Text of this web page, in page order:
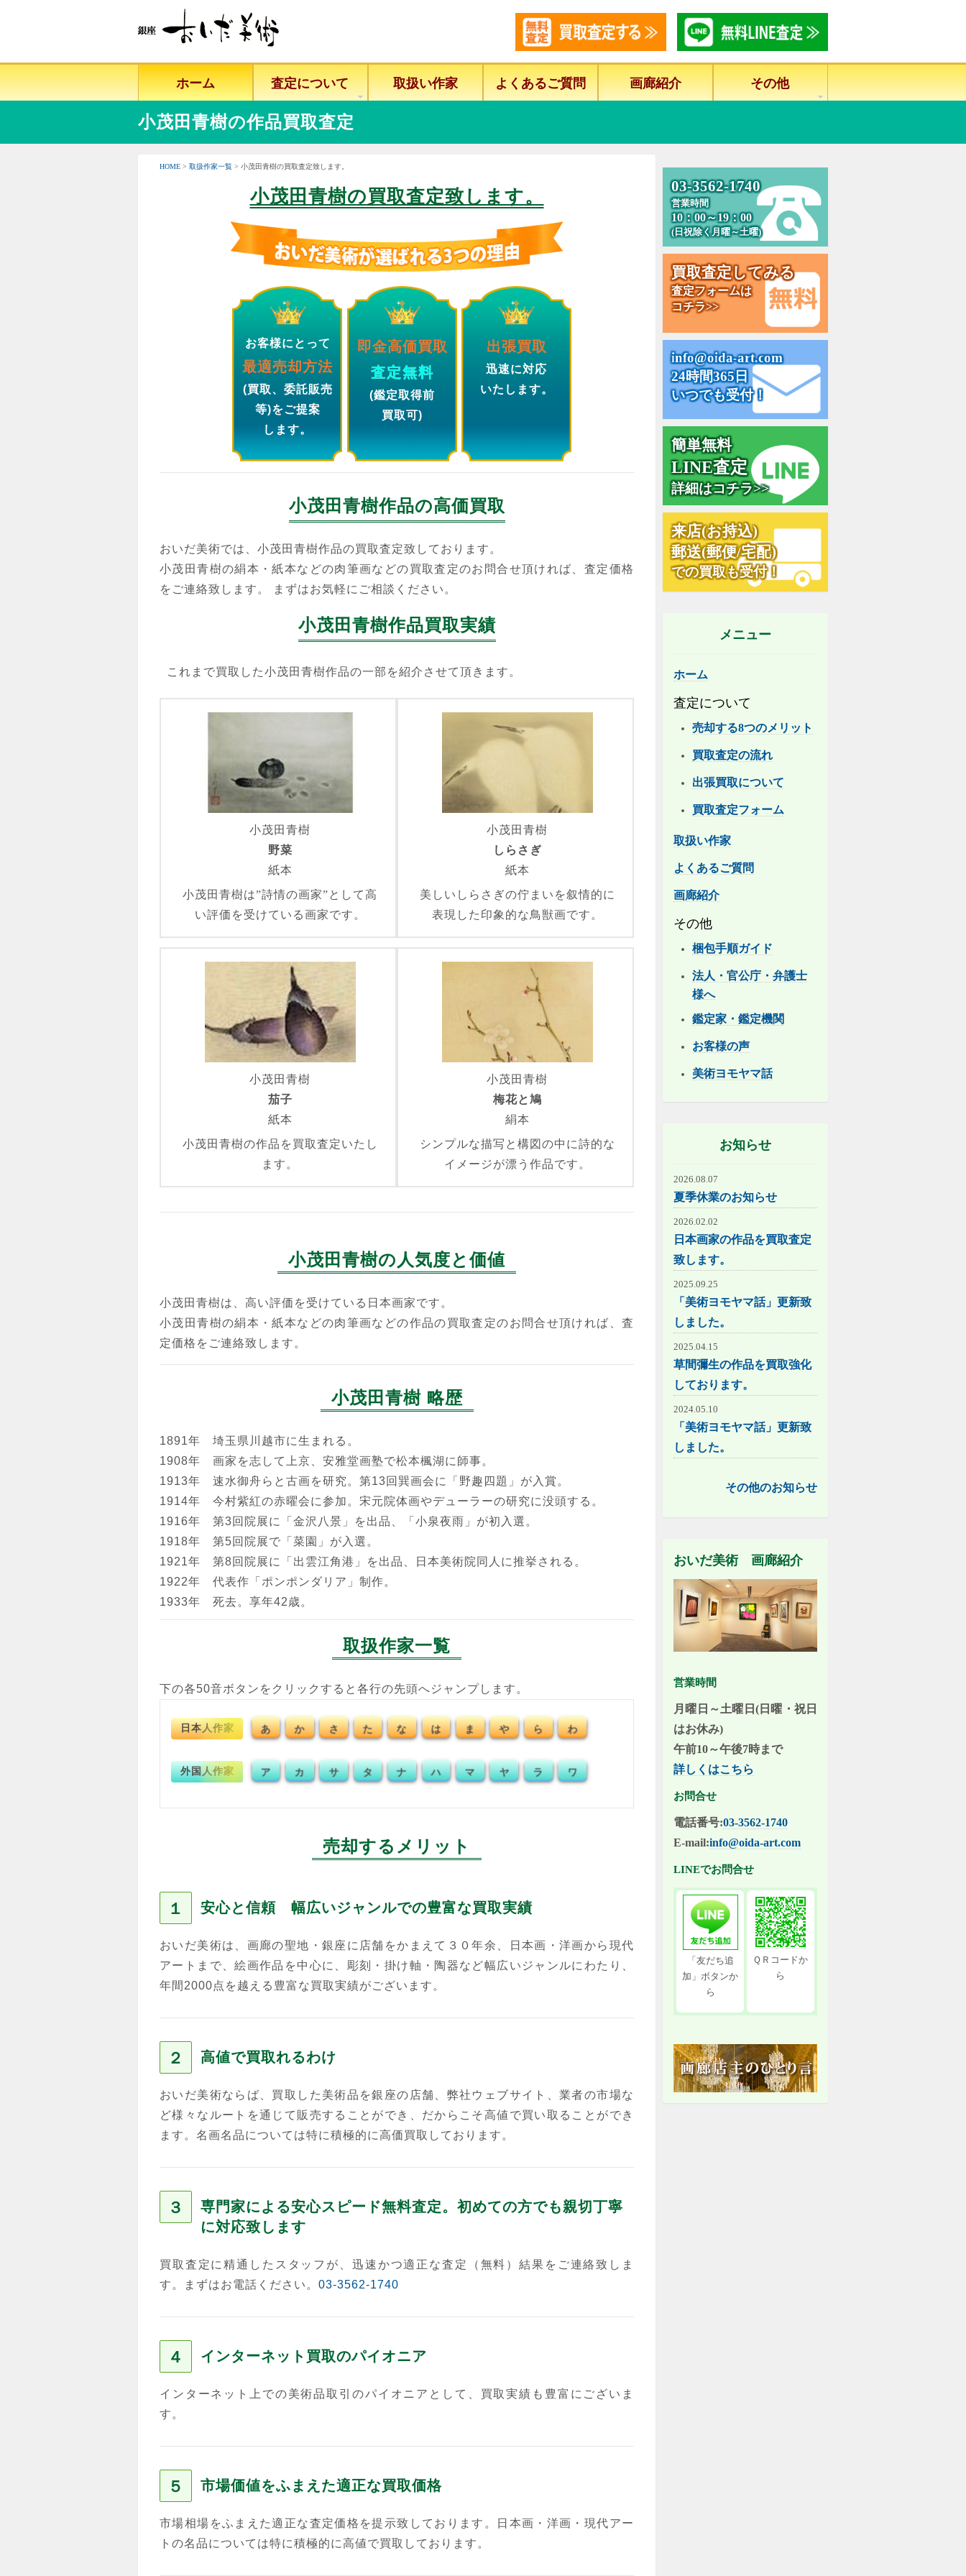
ホーム 査定について 取扱い作家 よくあるご質問 画廊紹介 その他
小茂田青樹の作品買取査定
HOME > 取扱作家一覧 > 小茂田青樹の買取査定致します。
小茂田青樹の買取査定致します。
お客様にとって
最適売却方法
(買取、委託販売
等)をご提案
します。
即金高価買取
査定無料
(鑑定取得前
買取可)
出張買取
迅速に対応
いたします。
小茂田青樹作品の高価買取
おいだ美術では、小茂田青樹作品の買取査定致しております。
小茂田青樹の絹本・紙本などの肉筆画などの買取査定のお問合せ頂ければ、査定価格
をご連絡致します。 まずはお気軽にご相談ください。
小茂田青樹作品買取実績
これまで買取した小茂田青樹作品の一部を紹介させて頂きます。
小茂田青樹
野菜
紙本
小茂田青樹は”詩情の画家”として高
い評価を受けている画家です。
小茂田青樹
しらさぎ
紙本
美しいしらさぎの佇まいを叙情的に
表現した印象的な鳥獣画です。
小茂田青樹
茄子
紙本
小茂田青樹の作品を買取査定いたし
ます。
小茂田青樹
梅花と鳩
絹本
シンプルな描写と構図の中に詩的な
イメージが漂う作品です。
小茂田青樹の人気度と価値
小茂田青樹は、高い評価を受けている日本画家です。
小茂田青樹の絹本・紙本などの肉筆画などの作品の買取査定のお問合せ頂ければ、査
定価格をご連絡致します。
小茂田青樹 略歴
1891年 埼玉県川越市に生まれる。
1908年 画家を志して上京、安雅堂画塾で松本楓湖に師事。
1913年 速水御舟らと古画を研究。第13回巽画会に「野趣四題」が入賞。
1914年 今村紫紅の赤曜会に参加。宋元院体画やデューラーの研究に没頭する。
1916年 第3回院展に「金沢八景」を出品、「小泉夜雨」が初入選。
1918年 第5回院展で「菜園」が入選。
1921年 第8回院展に「出雲江角港」を出品、日本美術院同人に推挙される。
1922年 代表作「ポンポンダリア」制作。
1933年 死去。享年42歳。
取扱作家一覧
下の各50音ボタンをクリックすると各行の先頭へジャンプします。
日本人作家 あ か さ た な は ま や ら わ
外国人作家 ア カ サ タ ナ ハ マ ヤ ラ ワ
売却するメリット
１ 安心と信頼 幅広いジャンルでの豊富な買取実績
おいだ美術は、画廊の聖地・銀座に店舗をかまえて３０年余、日本画・洋画から現代
アートまで、絵画作品を中心に、彫刻・掛け軸・陶器など幅広いジャンルにわたり、
年間2000点を越える豊富な買取実績がございます。
２ 高値で買取れるわけ
おいだ美術ならば、買取した美術品を銀座の店舗、弊社ウェブサイト、業者の市場な
ど様々なルートを通じて販売することができ、だからこそ高値で買い取ることができ
ます。名画名品については特に積極的に高価買取しております。
３
専門家による安心スピード無料査定。初めての方でも親切丁寧
に対応致します
買取査定に精通したスタッフが、迅速かつ適正な査定（無料）結果をご連絡致しま
す。まずはお電話ください。 03-3562-1740
４ インターネット買取のパイオニア
インターネット上での美術品取引のパイオニアとして、買取実績も豊富にございま
す。
５ 市場価値をふまえた適正な買取価格
市場相場をふまえた適正な査定価格を提示致しております。日本画・洋画・現代アー
トの名品については特に積極的に高値で買取しております。
03-3562-1740
営業時間
10：00～19：00
(日祝除く月曜～土曜)
買取査定してみる
査定フォームは
コチラ>>
info@oida-art.com
24時間365日
いつでも受付！
簡単無料
LINE査定
詳細はコチラ>>
来店(お持込)
郵送(郵便/宅配)
での買取も受付！
メニュー
ホーム
査定について
売却する8つのメリット
買取査定の流れ
出張買取について
買取査定フォーム
取扱い作家
よくあるご質問
画廊紹介
その他
梱包手順ガイド
法人・官公庁・弁護士
様へ
鑑定家・鑑定機関
お客様の声
美術ヨモヤマ話
お知らせ
2026.08.07
夏季休業のお知らせ
2026.02.02
日本画家の作品を買取査定
致します。
2025.09.25
「美術ヨモヤマ話」更新致
しました。
2025.04.15
草間彌生の作品を買取強化
しております。
2024.05.10
「美術ヨモヤマ話」更新致
しました。
その他のお知らせ
おいだ美術 画廊紹介
営業時間
月曜日～土曜日(日曜・祝日
はお休み)
午前10～午後7時まで
詳しくはこちら
お問合せ
電話番号:03-3562-1740
E-mail:info@oida-art.com
LINEでお問合せ
「友だち追
加」ボタンか
ら
ＱＲコードか
ら